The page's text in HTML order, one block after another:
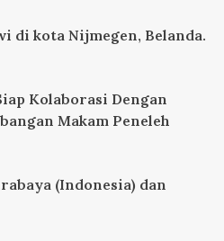
di kota Nijmegen, Belanda.
Kolaborasi Dengan
Makam Peneleh
(Indonesia) dan